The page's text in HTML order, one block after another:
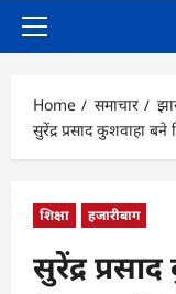
Primary
Home समाचार
सुरेंद्र प्रसाद कुशवाहा
शिक्षा हजारीबाग
सुरेंद्र